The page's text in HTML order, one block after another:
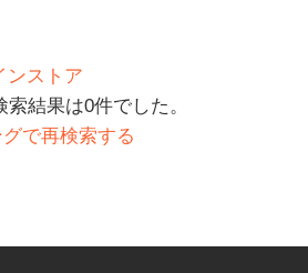
索結果は0件でした。
で再検索する